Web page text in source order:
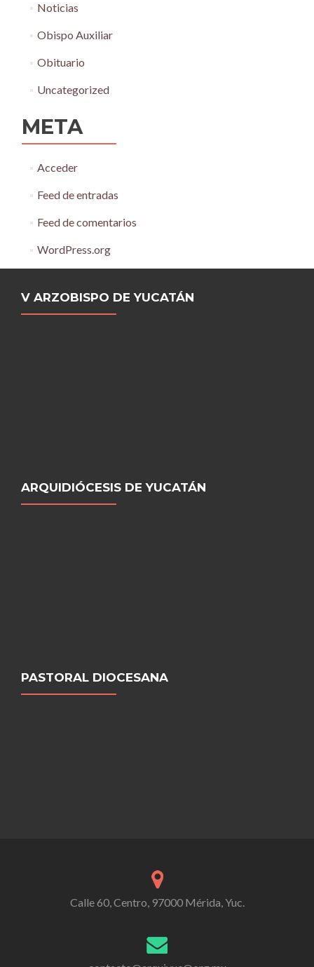
Noticias
Obispo Auxiliar
Obituario
Uncategorized
META
Acceder
Feed de entradas
Feed de comentarios
WordPress.org
V ARZOBISPO DE YUCATÁN
ARQUIDIÓCESIS DE YUCATÁN
PASTORAL DIOCESANA
Calle 60, Centro, 97000 Mérida, Yuc.